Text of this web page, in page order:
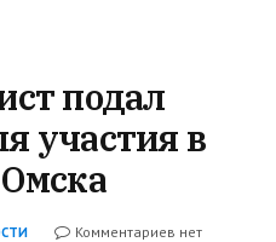
подал
участия в
Комментариев нет